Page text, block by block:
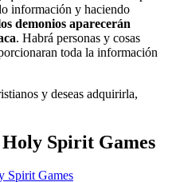
información y haciendo
demonios aparecerán
. Habrá personas y cosas
toda la información
y deseas adquirirla,
Spirit Games